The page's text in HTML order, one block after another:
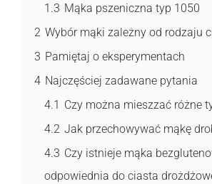
1.3 Mąka pszeniczna typ 1050
2 Wybór mąki zależny od rodzaju
3 Pamiętaj o eksperymentach
4 Najczęściej zadawane pytania
4.1 Czy można mieszzać różne
4.2 Jak przechowywać mąkę
4.3 Czy istnieje mąka
odpowiednia do ciasta